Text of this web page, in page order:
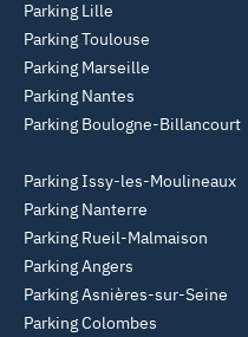
Parking Lille
Parking Toulouse
Parking Marseille
Parking Nantes
Parking Boulogne-Billancourt
Parking Issy-les-Moulineaux
Parking Nanterre
Parking Rueil-Malmaison
Parking Angers
Parking Asnières-sur-Seine
Parking Colombes